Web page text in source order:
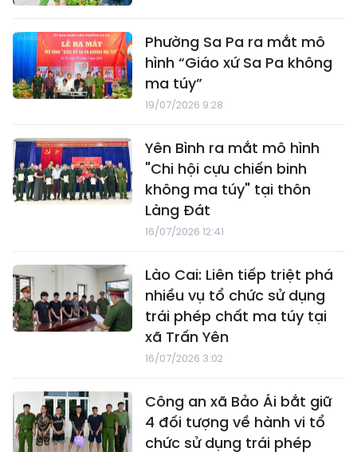
Phường Sa Pa ra mắt mô
hình “Giáo xứ Sa Pa không
ma túy”
19/07/2026 9:28
Yên Bình ra mắt mô hình
"Chi hội cựu chiến binh
không ma túy" tại thôn
Làng Đát
16/07/2026 12:41
Lào Cai: Liên tiếp triệt phá
nhiều vụ tổ chức sử dụng
trái phép chất ma túy tại
xã Trấn Yên
16/07/2026 3:02
Công an xã Bảo Ái bắt giữ
4 đối tượng về hành vi tổ
chức sử dụng trái phép